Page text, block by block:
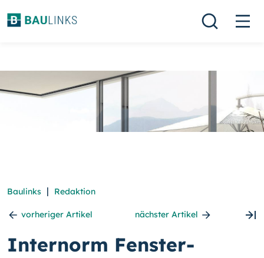
Baulinks | Redaktion
vorheriger Artikel nächster Artikel
Internorm Fenster-